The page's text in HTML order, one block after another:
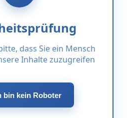
dass Sie ein Mensch
Inhalte zuzugreifen
bin kein Roboter